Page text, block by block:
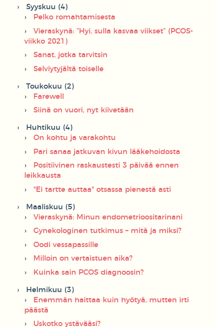
Syyskuu (4)
Pelko romahtamisesta
Vieraskynä: ”Hyi, sulla kasvaa viikset” (PCOS-
viikko 2021)
Sanat, jotka tarvitsin
Selviytyjältä toiselle
Toukokuu (2)
Farewell
Siinä on vuori, nyt kiivetään
Huhtikuu (4)
On kohtu ja varakohtu
Pari sanaa jatkuvan kivun lääkehoidosta
Positiivinen raskaustesti 3 päivää ennen
leikkausta
"Ei tartte auttaa" otsassa pienestä asti
Maaliskuu (5)
Vieraskynä: Minun endometrioositarinani
Gynekologinen tutkimus – mitä ja miksi?
Oodi vessapassille
Milloin on vertaistuen aika?
Kuinka sain PCOS diagnoosin?
Helmikuu (3)
Enemmän haittaa kuin hyötyä, mutten irti
päästä
Uskotko ystävääsi?